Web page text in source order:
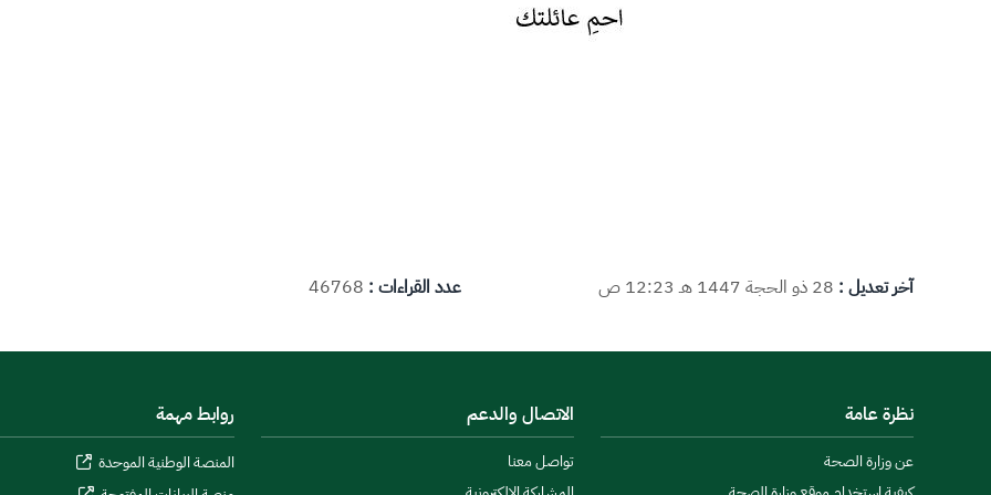
آخر تعديل : 28 ذو الحجة 1447 هـ 12:23 ص عدد القراءات : 46768
نظرة عامة
عن وزارة الصحة
الاتصال والدعم
تواصل معنا
روابط مهمة
المنصة الوطنية الموحدة